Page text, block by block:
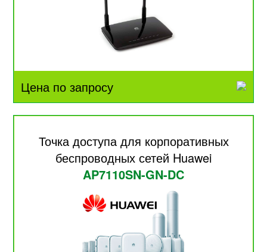
Цена по запросу
Точка доступа для корпоративных
беспроводных сетей Huawei
AP7110SN-GN-DC